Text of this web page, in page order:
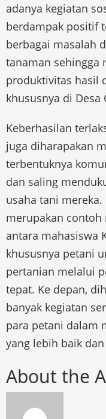
adanya kegiatan
berdampak positif
berbagai masalah
tanaman sehingga
produktivitas hasil
khususnya di Desa
Keberhasilan
juga diharapakan
terbentuknya
dan saling
usaha tani
merupakan
antara mahasiswa
khususnya petani
pertanian melalui
tepat. Ke depan,
banyak kegiatan
para petani dalam
yang lebih baik
About the